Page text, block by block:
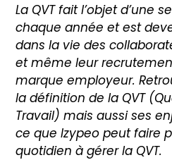
Nous contacter
La QVT fait l’objet d’une
chaque année et est
dans la vie des
et même leur
marque employeur.
la définition de la QVT
Travail) mais aussi ses
ce que Izypeo peut faire
quotidien à gérer la QVT.